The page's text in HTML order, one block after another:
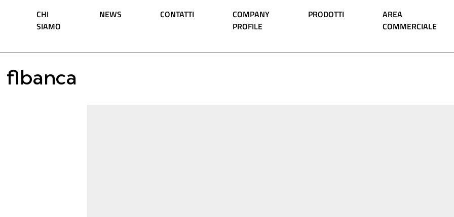
Navigazione principale
CHI
SIAMO
NEWS CONTATTI
COMPANY
PROFILE
PRODOTTI
AREA
COMMERCIALE
flbanca